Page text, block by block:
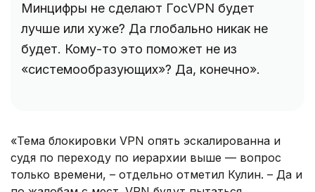
Минцифры не сделают ГосVPN будет
лучше или хуже? Да глобально никак не
будет. Кому-то это поможет не из
«системообразующих»? Да, конечно».
«Тема блокировки VPN опять эскалированна и
судя по переходу по иерархии выше — вопрос
только времени, – отдельно отметил Кулин. – Да и